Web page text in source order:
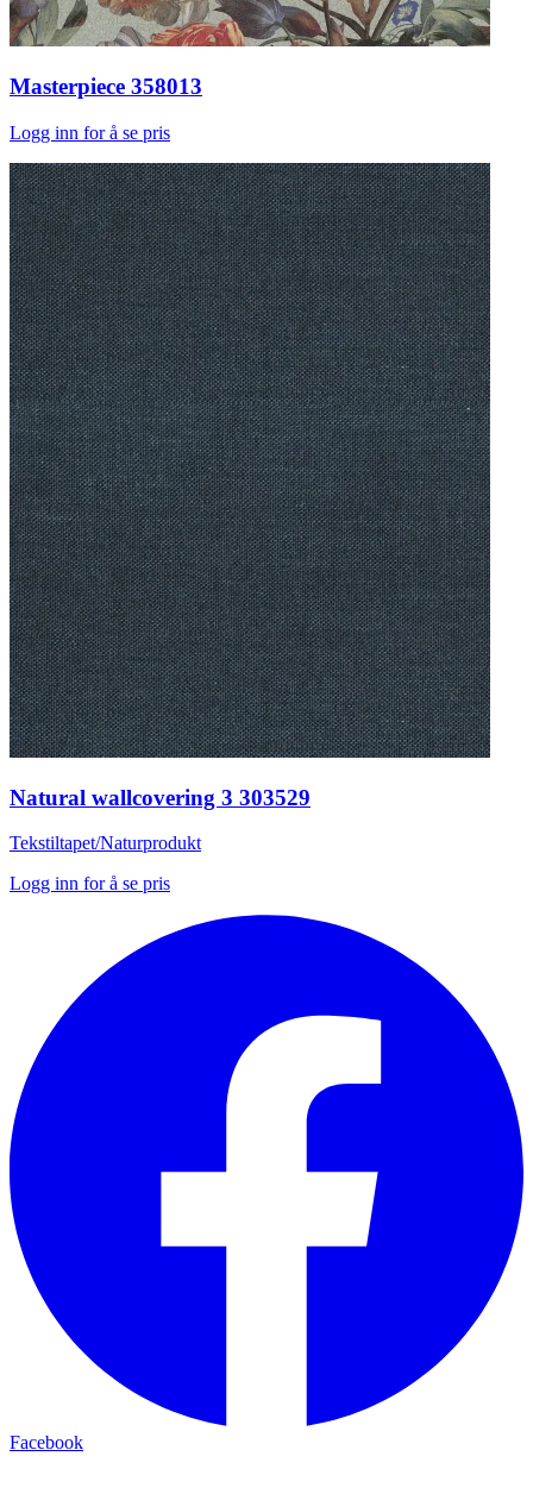
Masterpiece 358013
Logg inn for å se pris
Natural wallcovering 3 303529
Tekstiltapet/Naturprodukt
Logg inn for å se pris
Facebook